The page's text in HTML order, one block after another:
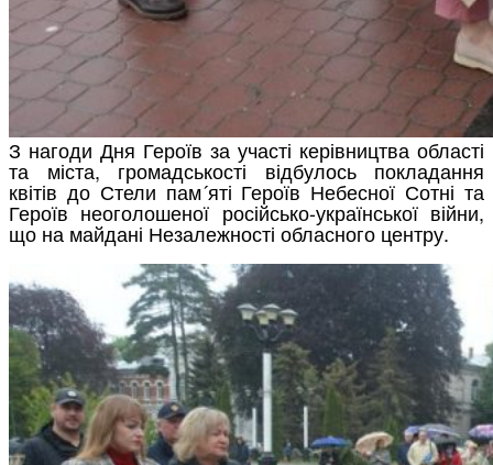
З нагоди Дня Героїв за участі керівництва області
та міста, громадськості відбулось покладання
квітів до Стели пам´яті Героїв Небесної Сотні та
Героїв неоголошеної російсько-української війни,
що на майдані Незалежності обласного центру.